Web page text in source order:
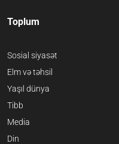
Toplum
Sosial siyasət
Elm və təhsil
Yaşıl dünya
Tibb
Media
Din